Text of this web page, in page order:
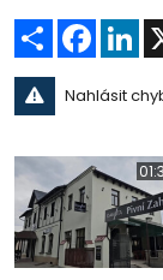
Sdílet
Nahlásit